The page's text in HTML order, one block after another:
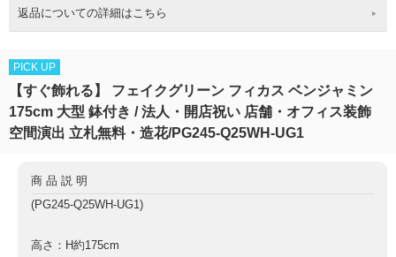
返品についての詳細はこちら
PICK UP
【すぐ飾れる】 フェイクグリーン フィカス ベンジャミン
175cm 大型 鉢付き / 法人・開店祝い 店舗・オフィス装飾
空間演出 立札無料・造花/PG245-Q25WH-UG1
商品説明
(PG245-Q25WH-UG1)
高さ：H約175cm